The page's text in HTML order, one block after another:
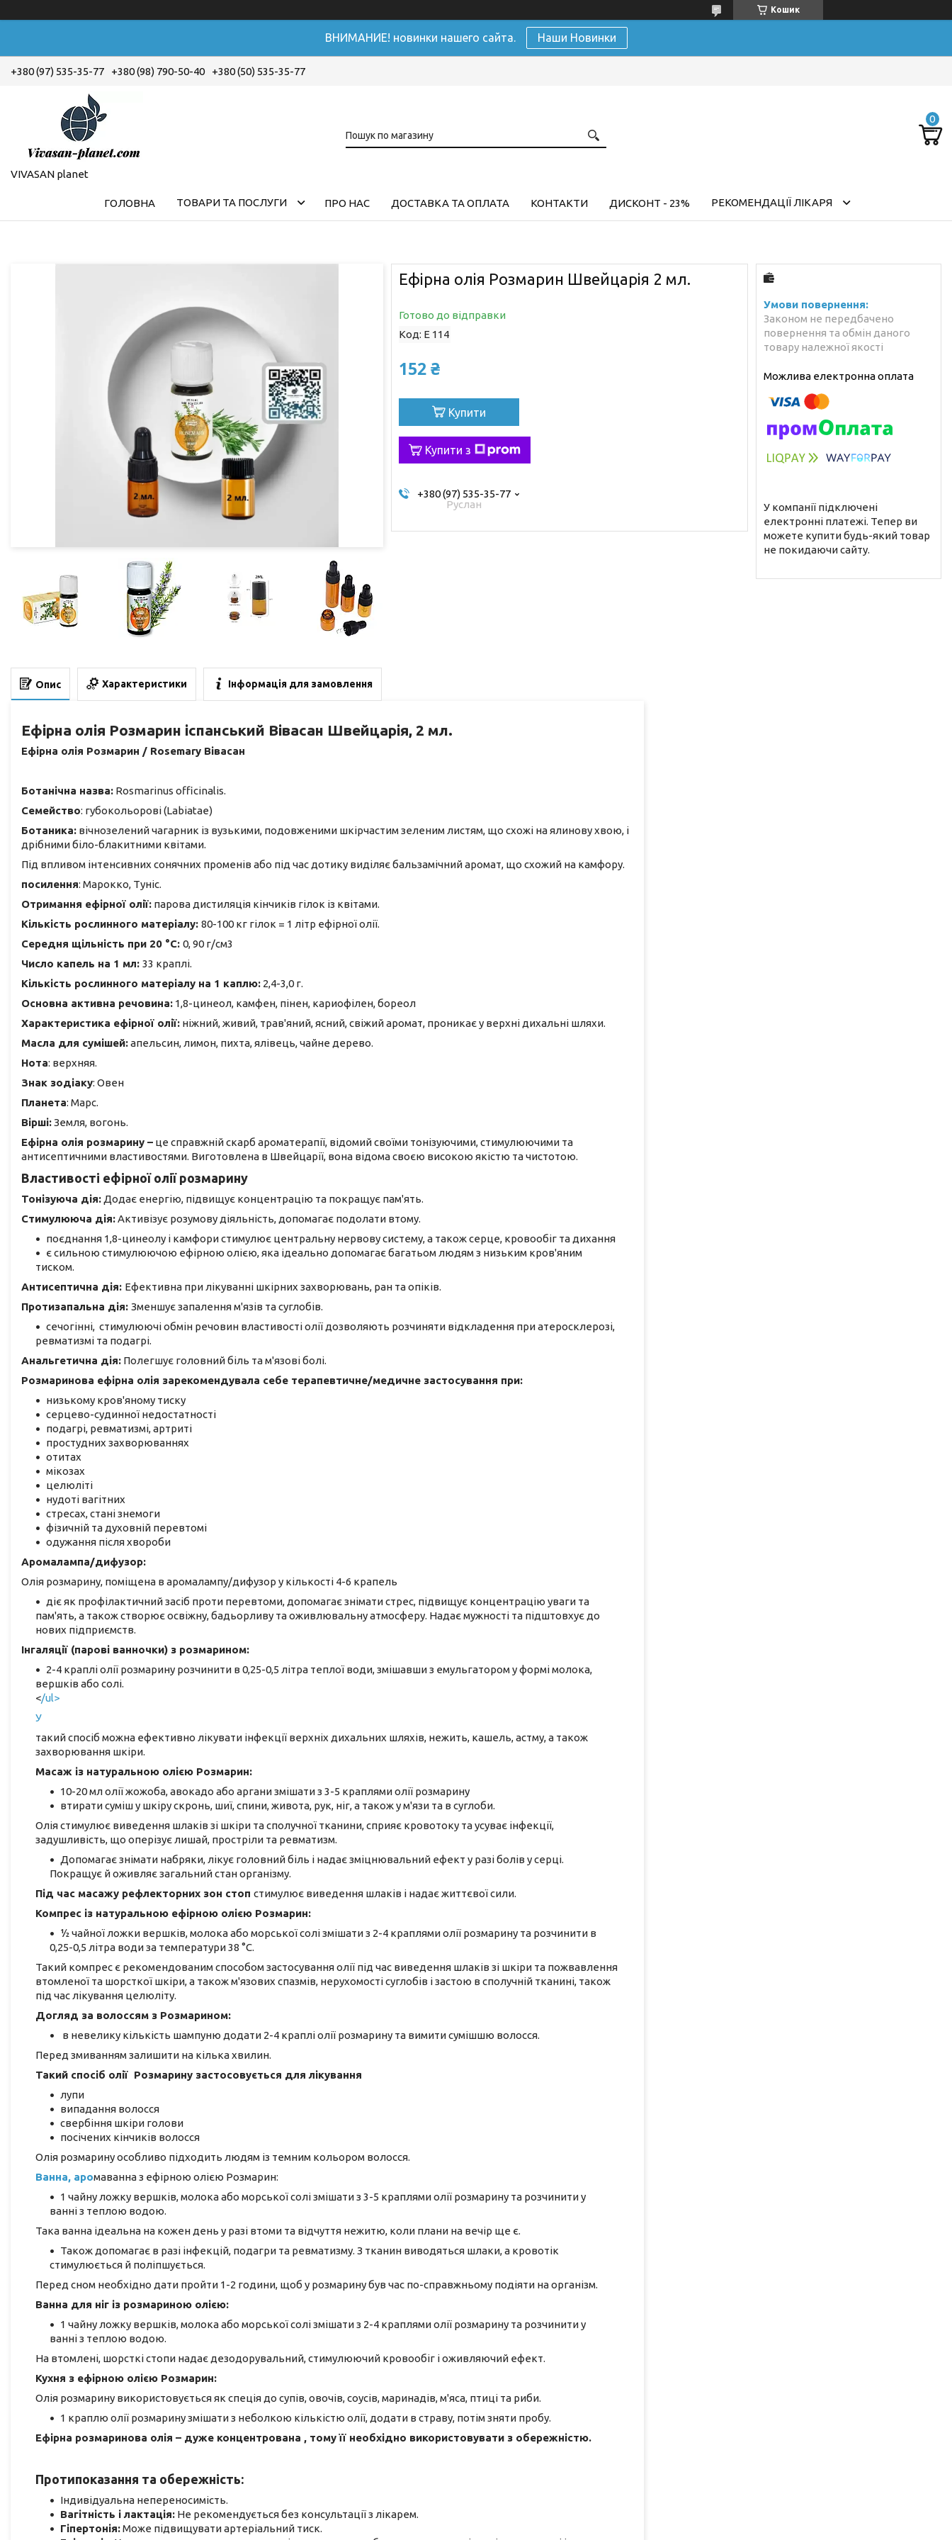
Кошик
ВНИМАНИЕ! новинки нашего сайта. Наши Новинки
+380 (97) 535-35-77 +380 (98) 790-50-40 +380 (50) 535-35-77
VIVASAN planet
ГОЛОВНА ТОВАРИ ТА ПОСЛУГИ ПРО НАС ДОСТАВКА ТА ОПЛАТА КОНТАКТИ ДИСКОНТ - 23% РЕКОМЕНДАЦІЇ ЛІКАРЯ
Ефірна олія Розмарин Швейцарія 2 мл.
Готово до відправки
Код: E 114
152 ₴
Купити
Купити з
+380 (97) 535-35-77
Руслан
Законом не передбачено
повернення та обмін даного
товару належної якості
У компанії підключені
електронні платежі. Тепер ви
можете купити будь-який товар
не покидаючи сайту.
Опис Характеристики Інформація для замовлення
Ефірна олія Розмарин іспанський Вівасан Швейцарія, 2 мл.
Ефірна олія Розмарин / Rosemary Вівасан
Ботанічна назва: Rosmarinus officinalis.
Семейство: губокольорові (Labiatae)
Ботаника: вічнозелений чагарник із вузькими, подовженими шкірчастим зеленим листям, що схожі на ялинову хвою, і
дрібними біло-блакитними квітами.
Під впливом інтенсивних сонячних променів або під час дотику виділяє бальзамічний аромат, що схожий на камфору.
посилення: Марокко, Туніс.
Отримання ефірної олії: парова дистиляція кінчиків гілок із квітами.
Кількість рослинного матеріалу: 80-100 кг гілок = 1 літр ефірної олії.
Середня щільність при 20 °C: 0, 90 г/см3
Число капель на 1 мл: 33 краплі.
Кількість рослинного матеріалу на 1 каплю: 2,4-3,0 г.
Основна активна речовина: 1,8-цинеол, камфен, пінен, кариофілен, бореол
Характеристика ефірної олії: ніжний, живий, трав'яний, ясний, свіжий аромат, проникає у верхні дихальні шляхи.
Масла для сумішей:апельсин, лимон, пихта, ялівець, чайне дерево.
Нота: верхняя.
Знак зодіаку: Овен
Планета: Марс.
Вірші:Земля, вогонь.
Ефірна олія розмарину – це справжній скарб ароматерапії, відомий своїми тонізуючими, стимулюючими та
антисептичними властивостями. Виготовлена ​​в Швейцарії, вона відома своєю високою якістю та чистотою.
Властивості ефірної олії розмарину
Тонізуюча дія: Додає енергію, підвищує концентрацію та покращує пам'ять.
Стимулююча дія:Активізує розумову діяльність, допомагає подолати втому.
поєднання 1,8-цинеолу і камфори стимулює центральну нервову систему, а також серце, кровообіг та дихання
є сильною стимулюючою ефірною олією, яка ідеально допомагає багатьом людям з низьким кров'яним
тиском.
Антисептична дія: Ефективна при лікуванні шкірних захворювань, ран та опіків.
Протизапальна дія: Зменшує запалення м'язів та суглобів.
сечогінні, стимулюючі обмін речовин властивості олії дозволяють розчиняти відкладення при атеросклерозі,
ревматизмі та подагрі.
Анальгетична дія: Полегшує головний біль та м'язові болі.
Розмаринова ефірна олія зарекомендувала себе терапевтичне/медичне застосування при:
низькому кров'яному тиску
серцево-судинної недостатності
подагрі, ревматизмі, артриті
простудних захворюваннях
отитах
мікозах
целюліті
нудоті вагітних
стресах, стані знемоги
фізичній та духовній перевтомі
одужання після хвороби
Аромалампа/дифузор:
Олія розмарину, поміщена в аромалампу/дифузор у кількості 4-6 крапель
діє як профілактичний засіб проти перевтоми, допомагає знімати стрес, підвищує концентрацію уваги та
пам'ять, а також створює освіжну, бадьорливу та оживлювальну атмосферу. Надає мужності та підштовхує до
нових підприємств.
Інгаляції (парові ванночки) з розмарином:
2-4 краплі олії розмарину розчинити в 0,25-0,5 літра теплої води, змішавши з емульгатором у формі молока,
вершків або солі.
</ul>
У
такий спосіб можна ефективно лікувати інфекції верхніх дихальних шляхів, нежить, кашель, астму, а також
захворювання шкіри.
Масаж із натуральною олією Розмарин:
10-20 мл олії жожоба, авокадо або аргани змішати з 3-5 краплями олії розмарину
втирати суміш у шкіру скронь, шиї, спини, живота, рук, ніг, а також у м'язи та в суглоби.
Олія стимулює виведення шлаків зі шкіри та сполучної тканини, сприяє кровотоку та усуває інфекції,
задушливість, що оперізує лишай, простріли та ревматизм.
Допомагає знімати набряки, лікує головний біль і надає зміцнювальний ефект у разі болів у серці.
Покращує й оживляє загальний стан організму.
Під час масажу рефлекторних зон стоп стимулює виведення шлаків і надає життєвої сили.
Компрес із натуральною ефірною олією Розмарин:
1⁄2 чайної ложки вершків, молока або морської солі змішати з 2-4 краплями олії розмарину та розчинити в
0,25-0,5 літра води за температури 38 °C.
Такий компрес є рекомендованим способом застосування олії під час виведення шлаків зі шкіри та пожвавлення
втомленої та шорсткої шкіри, а також м'язових спазмів, нерухомості суглобів і застою в сполучній тканині, також
під час лікування целюліту.
Догляд за волоссям з Розмарином:
в невелику кількість шампуню додати 2-4 краплі олії розмарину та вимити сумішшю волосся.
Перед змиванням залишити на кілька хвилин.
Такий спосіб олії Розмарину застосовується для лікування
лупи
випадання волосся
свербіння шкіри голови
посічених кінчиків волосся
Олія розмарину особливо підходить людям із темним кольором волосся.
Ванна, аромаванна з ефірною олією Розмарин:
1 чайну ложку вершків, молока або морської солі змішати з 3-5 краплями олії розмарину та розчинити у
ванні з теплою водою.
Така ванна ідеальна на кожен день у разі втоми та відчуття нежитю, коли плани на вечір ще є.
Також допомагає в разі інфекцій, подагри та ревматизму. З тканин виводяться шлаки, а кровотік
стимулюється й поліпшується.
Перед сном необхідно дати пройти 1-2 години, щоб у розмарину був час по-справжньому подіяти на організм.
Ванна для ніг із розмариною олією:
1 чайну ложку вершків, молока або морської солі змішати з 2-4 краплями олії розмарину та розчинити у
ванні з теплою водою.
На втомлені, шорсткі стопи надає дезодорувальний, стимулюючий кровообіг і оживляючий ефект.
Кухня з ефірною олією Розмарин:
Олія розмарину використовується як спеція до супів, овочів, соусів, маринадів, м'яса, птиці та риби.
1 краплю олії розмарину змішати з неболкою кількістю олії, додати в страву, потім зняти пробу.
Ефірна розмаринова олія – дуже концентрована , тому її необхідно використовувати з обережністю.
Протипоказання та обережність:
Індивідуальна непереносимість.
Вагітність і лактація: Не рекомендується без консультації з лікарем.
Гіпертонія:Може підвищувати артеріальний тиск.